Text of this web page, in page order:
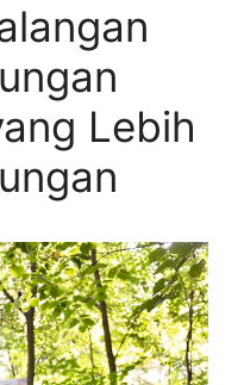
Lebih